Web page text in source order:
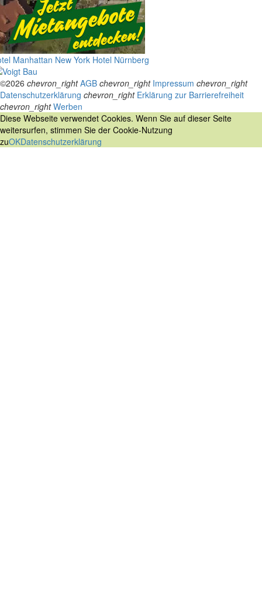
Manhattan New York Hotel Nürnberg
©2026 chevron_right AGB chevron_right Impressum chevron_right
Datenschutzerklärung chevron_right Erklärung zur Barrierefreiheit
chevron_right Werben
Diese Webseite verwendet Cookies. Wenn Sie auf dieser Seite
weitersurfen, stimmen Sie der Cookie-Nutzung
zuOKDatenschutzerklärung